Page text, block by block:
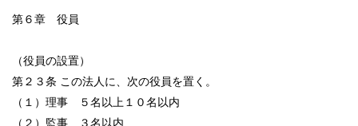
第６章 役員
（役員の設置）
第２３条 この法人に、次の役員を置く。
（１）理事 ５名以上１０名以内
（２）監事 ３名以内